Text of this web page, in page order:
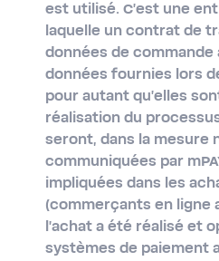
est utilisé. C'est une
laquelle un contrat de
données de commande
données fournies lors
pour autant qu'elles
réalisation du
seront, dans la mesure
communiquées par
impliquées dans les
(commerçants en ligne
l'achat a été réalisé et
systèmes de paiement